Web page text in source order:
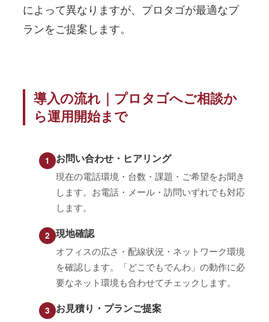
によって異なりますが、プロタゴが最適なプ
ランをご提案します。
導入の流れ｜プロタゴへご相談か
ら運用開始まで
お問い合わせ・ヒアリング
現在の電話環境・台数・課題・ご希望をお聞き
します。お電話・メール・訪問いずれでも対応
します。
現地確認
オフィスの広さ・配線状況・ネットワーク環境
を確認します。「どこでもでんわ」の動作に必
要なネット環境も合わせてチェックします。
お見積り・プランご提案